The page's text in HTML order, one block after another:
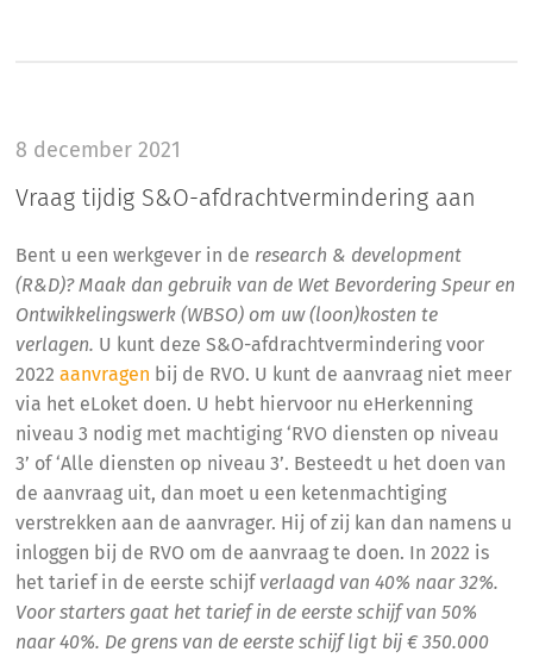
8 december 2021
Vraag tijdig S&O-afdrachtvermindering aan
Bent u een werkgever in de research & development
(R&D)? Maak dan gebruik van de Wet Bevordering Speur en
Ontwikkelingswerk (WBSO) om uw (loon)kosten te
verlagen. U kunt deze S&O-afdrachtvermindering voor
2022aanvragen bij de RVO. U kunt de aanvraag niet meer
via het eLoket doen. U hebt hiervoor nu eHerkenning
niveau 3 nodig met machtiging ‘RVO diensten op niveau
3’ of ‘Alle diensten op niveau 3’. Besteedt u het doen van
de aanvraag uit, dan moet u een ketenmachtiging
verstrekken aan de aanvrager. Hij of zij kan dan namens u
inloggen bij de RVO om de aanvraag te doen. In 2022 is
het tarief in de eerste schijf verlaagd van 40% naar 32%.
Voor starters gaat het tarief in de eerste schijf van 50%
naar 40%. De grens van de eerste schijf ligt bij € 350.000